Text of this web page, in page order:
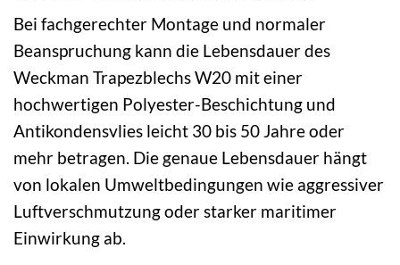
Bei fachgerechter Montage und normaler
Beanspruchung kann die Lebensdauer des
Weckman Trapezblechs W20 mit einer
hochwertigen Polyester-Beschichtung und
Antikondensvlies leicht 30 bis 50 Jahre oder
mehr betragen. Die genaue Lebensdauer hängt
von lokalen Umweltbedingungen wie aggressiver
Luftverschmutzung oder starker maritimer
Einwirkung ab.